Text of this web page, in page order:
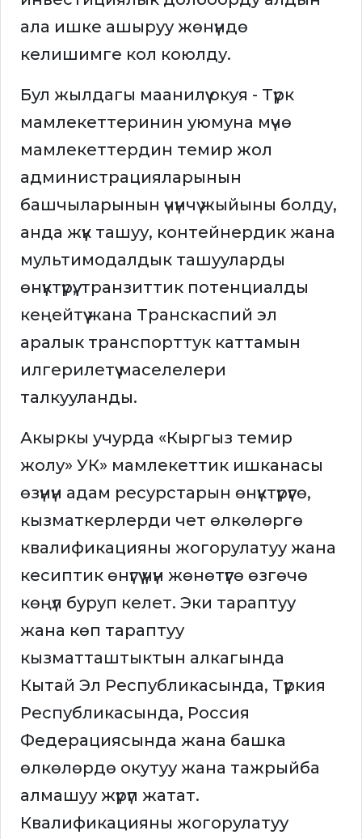
ала ишке ашыруу жөнүндө
келишимге кол коюлду.
Бул жылдагы маанилүү окуя - Түрк
мамлекеттеринин уюмуна мүчө
мамлекеттердин темир жол
администрацияларынын
башчыларынын үчүнчү жыйыны болду,
анда жүк ташуу, контейнердик жана
мультимодалдык ташууларды
өнүктүрүү, транзиттик потенциалды
кеңейтүү жана Транскаспий эл
аралык транспорттук каттамын
илгерилетүү маселелери
талкууланды.
Акыркы учурда «Кыргыз темир
жолу» УК» мамлекеттик ишканасы
өзүнүн адам ресурстарын өнүктүрүүгө,
кызматкерлерди чет өлкөлөргө
квалификацияны жогорулатуу жана
кесиптик өнүгүү үчүн жөнөтүүгө өзгөчө
көңүл буруп келет. Эки тараптуу
жана көп тараптуу
кызматташтыктын алкагында
Кытай Эл Республикасында, Түркия
Республикасында, Россия
Федерациясында жана башка
өлкөлөрдө окутуу жана тажрыйба
алмашуу жүрүп жатат.
Квалификацияны жогорулатуу